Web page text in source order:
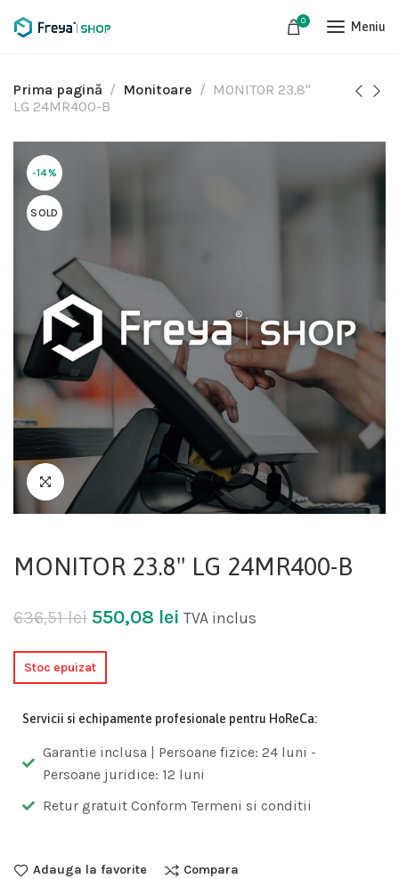
0 Meniu
Prima pagină Monitoare
MONITOR 23.8"
LG 24MR400-B
-14%
SOLD
MONITOR 23.8" LG 24MR400-B
636,51lei 550,08 lei TVA inclus
Stoc epuizat
Servicii si echipamente profesionale pentru HoReCa:
Garantie inclusa | Persoane fizice: 24 luni -
Persoane juridice: 12 luni
Retur gratuit Conform Termeni si conditii
Adauga la favorite Compara